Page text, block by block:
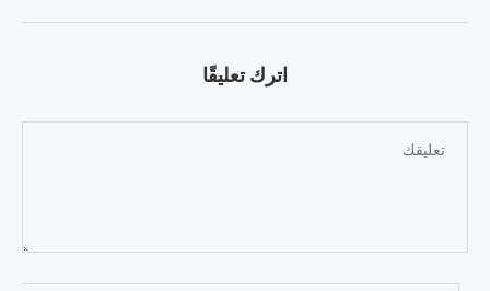
اترك تعليقًا